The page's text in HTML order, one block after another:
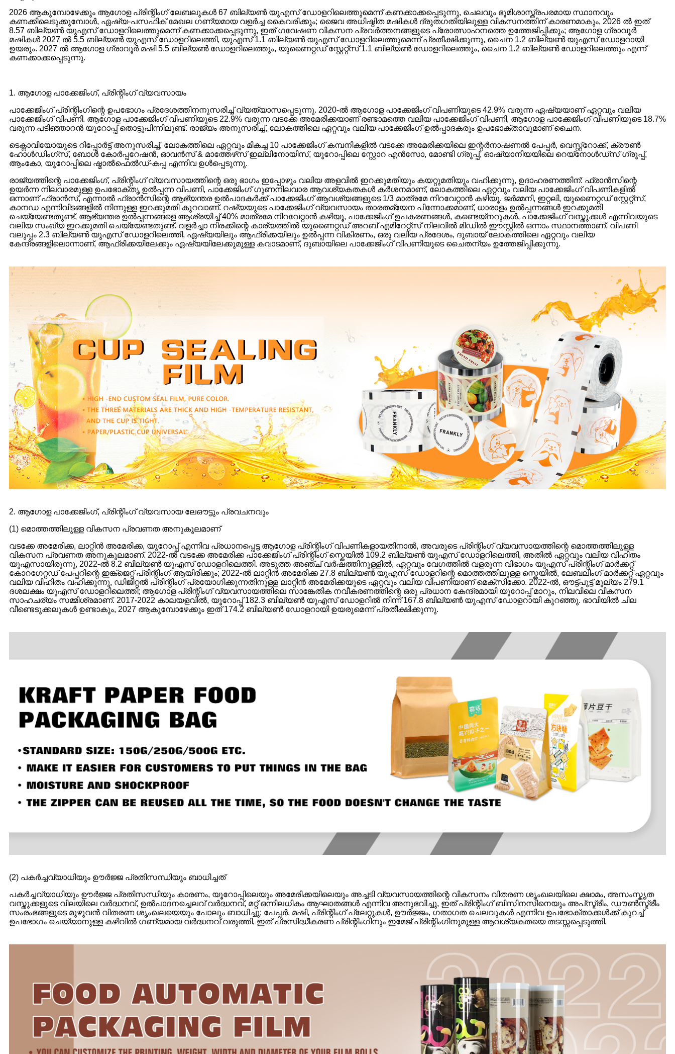
2026 ആകുമ്പോഴേക്കും ആഗോള പ്രിന്റിംഗ് ലേബലുകൾ 67 ബില്യൺ യുഎസ് ഡോളറിലെത്തുമെന്ന് കണക്കാക്കപ്പെടുന്നു, ചെലവും ഭൂമിശാസ്ത്രപരമായ സ്ഥാനവും
കണക്കിലെടുക്കുമ്പോൾ, ഏഷ്യ-പസഫിക് മേഖല ഗണ്യമായ വളർച്ച കൈവരിക്കും; ജൈവ അധിഷ്ഠിത മഷികൾ ദ്രുതഗതിയിലുള്ള വികസനത്തിന് കാരണമാകും, 2026 ൽ ഇത്
8.57 ബില്യൺ യുഎസ് ഡോളറിലെത്തുമെന്ന് കണക്കാക്കപ്പെടുന്നു, ഇത് ഗവേഷണ വികസന പ്രവർത്തനങ്ങളുടെ പ്രോത്സാഹനത്തെ ഉത്തേജിപ്പിക്കും; ആഗോള ഗ്രാവൂർ
മഷികൾ 2027 ൽ 5.5 ബില്യൺ യുഎസ് ഡോളറിലെത്തി, യുഎസ് 1.1 ബില്യൺ യുഎസ് ഡോളറിലെത്തുമെന്ന് പ്രതീക്ഷിക്കുന്നു, ചൈന 1.2 ബില്യൺ യുഎസ് ഡോളറായി
ഉയരും. 2027 ൽ ആഗോള ഗ്രാവൂർ മഷി 5.5 ബില്യൺ ഡോളറിലെത്തും, യുണൈറ്റഡ് സ്റ്റേറ്റ്സ് 1.1 ബില്യൺ ഡോളറിലെത്തും, ചൈന 1.2 ബില്യൺ ഡോളറിലെത്തും എന്ന്
കണക്കാക്കപ്പെടുന്നു.
1. ആഗോള പാക്കേജിംഗ്, പ്രിന്റിംഗ് വ്യവസായം
പാക്കേജിംഗ് പ്രിന്റിംഗിന്റെ ഉപഭോഗം പ്രദേശത്തിനനുസരിച്ച് വ്യത്യാസപ്പെടുന്നു. 2020-ൽ ആഗോള പാക്കേജിംഗ് വിപണിയുടെ 42.9% വരുന്ന ഏഷ്യയാണ് ഏറ്റവും വലിയ
പാക്കേജിംഗ് വിപണി. ആഗോള പാക്കേജിംഗ് വിപണിയുടെ 22.9% വരുന്ന വടക്കേ അമേരിക്കയാണ് രണ്ടാമത്തെ വലിയ പാക്കേജിംഗ് വിപണി, ആഗോള പാക്കേജിംഗ് വിപണിയുടെ 18.7%
വരുന്ന പടിഞ്ഞാറൻ യൂറോപ്പ് തൊട്ടുപിന്നിലുണ്ട്. രാജ്യം അനുസരിച്ച്, ലോകത്തിലെ ഏറ്റവും വലിയ പാക്കേജിംഗ് ഉൽപ്പാദകരും ഉപഭോക്താവുമാണ് ചൈന.
ടെക്നാവിയോയുടെ റിപ്പോർട്ട് അനുസരിച്ച്, ലോകത്തിലെ ഏറ്റവും മികച്ച 10 പാക്കേജിംഗ് കമ്പനികളിൽ വടക്കേ അമേരിക്കയിലെ ഇന്റർനാഷണൽ പേപ്പർ, വെസ്റ്റ്റോക്ക്, ക്രൗൺ
ഹോൾഡിംഗ്സ്, ബോൾ കോർപ്പറേഷൻ, ഓവൻസ് & മാത്തേഴ്‌സ് ഇല്ലിനോയിസ്, യൂറോപ്പിലെ സ്റ്റോറ എൻസോ, മോണ്ടി ഗ്രൂപ്പ്, ഓഷ്യാനിയയിലെ റെയ്നോൾഡ്സ് ഗ്രൂപ്പ്,
ആംകോ, യൂറോപ്പിലെ ഷ്മാൽഫെൽഡ്-കപ്പ എന്നിവ ഉൾപ്പെടുന്നു.
രാജ്യത്തിന്റെ പാക്കേജിംഗ്, പ്രിന്റിംഗ് വ്യവസായത്തിന്റെ ഒരു ഭാഗം ഇപ്പോഴും വലിയ അളവിൽ ഇറക്കുമതിയും കയറ്റുമതിയും വഹിക്കുന്നു, ഉദാഹരണത്തിന്: ഫ്രാൻസിന്റെ
ഉയർന്ന നിലവാരമുള്ള ഉപഭോക്തൃ ഉൽപ്പന്ന വിപണി, പാക്കേജിംഗ് ഗുണനിലവാര ആവശ്യകതകൾ കർശനമാണ്, ലോകത്തിലെ ഏറ്റവും വലിയ പാക്കേജിംഗ് വിപണികളിൽ
ഒന്നാണ് ഫ്രാൻസ്, എന്നാൽ ഫ്രാൻസിന്റെ ആഭ്യന്തര ഉൽ‌പാദകർക്ക് പാക്കേജിംഗ് ആവശ്യങ്ങളുടെ 1/3 മാത്രമേ നിറവേറ്റാൻ കഴിയൂ. ജർമ്മനി, ഇറ്റലി, യുണൈറ്റഡ് സ്റ്റേറ്റ്സ്,
കാനഡ എന്നിവിടങ്ങളിൽ നിന്നുള്ള ഇറക്കുമതി കുറവാണ്. റഷ്യയുടെ പാക്കേജിംഗ് വ്യവസായം താരതമ്യേന പിന്നോക്കമാണ്, ധാരാളം ഉൽപ്പന്നങ്ങൾ ഇറക്കുമതി
ചെയ്യേണ്ടതുണ്ട്, ആഭ്യന്തര ഉൽപ്പന്നങ്ങളെ ആശ്രയിച്ച് 40% മാത്രമേ നിറവേറ്റാൻ കഴിയൂ, പാക്കേജിംഗ് ഉപകരണങ്ങൾ, കണ്ടെയ്നറുകൾ, പാക്കേജിംഗ് വസ്തുക്കൾ എന്നിവയുടെ
വലിയ സംഖ്യ ഇറക്കുമതി ചെയ്യേണ്ടതുണ്ട്. വളർച്ചാ നിരക്കിന്റെ കാര്യത്തിൽ യുണൈറ്റഡ് അറബ് എമിറേറ്റ്സ് നിലവിൽ മിഡിൽ ഈസ്റ്റിൽ ഒന്നാം സ്ഥാനത്താണ്, വിപണി
വലുപ്പം 2.3 ബില്യൺ യുഎസ് ഡോളറിലെത്തി, ഏഷ്യയിലും ആഫ്രിക്കയിലും ഉൽപ്പന്ന വികിരണം, ഒരു വലിയ പ്രദേശം, ദുബായ് ലോകത്തിലെ ഏറ്റവും വലിയ
കേന്ദ്രങ്ങളിലൊന്നാണ്, ആഫ്രിക്കയിലേക്കും ഏഷ്യയിലേക്കുമുള്ള കവാടമാണ്, ദുബായിലെ പാക്കേജിംഗ് വിപണിയുടെ ചൈതന്യം ഉത്തേജിപ്പിക്കുന്നു.
2. ആഗോള പാക്കേജിംഗ്, പ്രിന്റിംഗ് വ്യവസായ ലേഔട്ടും പ്രവചനവും
(1) മൊത്തത്തിലുള്ള വികസന പ്രവണത അനുകൂലമാണ്
വടക്കേ അമേരിക്ക, ലാറ്റിൻ അമേരിക്ക, യൂറോപ്പ് എന്നിവ പ്രധാനപ്പെട്ട ആഗോള പ്രിന്റിംഗ് വിപണികളായതിനാൽ, അവരുടെ പ്രിന്റിംഗ് വ്യവസായത്തിന്റെ മൊത്തത്തിലുള്ള
വികസന പ്രവണത അനുകൂലമാണ്. 2022-ൽ വടക്കേ അമേരിക്ക പാക്കേജിംഗ് പ്രിന്റിംഗ് സ്കെയിൽ 109.2 ബില്യൺ യുഎസ് ഡോളറിലെത്തി, അതിൽ ഏറ്റവും വലിയ വിഹിതം
യുഎസായിരുന്നു, 2022-ൽ 8.2 ബില്യൺ യുഎസ് ഡോളറിലെത്തി. അടുത്ത അഞ്ച് വർഷത്തിനുള്ളിൽ, ഏറ്റവും വേഗത്തിൽ വളരുന്ന വിഭാഗം യുഎസ് പ്രിന്റിംഗ് മാർക്കറ്റ്
കോറഗേറ്റഡ് പേപ്പറിന്റെ ഇങ്ക്ജെറ്റ് പ്രിന്റിംഗ് ആയിരിക്കും; 2022-ൽ ലാറ്റിൻ അമേരിക്ക 27.8 ബില്യൺ യുഎസ് ഡോളറിന്റെ മൊത്തത്തിലുള്ള സ്കെയിൽ, ലേബലിംഗ് മാർക്കറ്റ് ഏറ്റവും
വലിയ വിഹിതം വഹിക്കുന്നു, ഡിജിറ്റൽ പ്രിന്റിംഗ് പ്രയോഗിക്കുന്നതിനുള്ള ലാറ്റിൻ അമേരിക്കയുടെ ഏറ്റവും വലിയ വിപണിയാണ് മെക്സിക്കോ. 2022-ൽ, ഔട്ട്പുട്ട് മൂല്യം 279.1
ദശലക്ഷം യുഎസ് ഡോളറിലെത്തി; ആഗോള പ്രിന്റിംഗ് വ്യവസായത്തിലെ സാങ്കേതിക നവീകരണത്തിന്റെ ഒരു പ്രധാന കേന്ദ്രമായി യൂറോപ്പ് മാറും, നിലവിലെ വികസന
സാഹചര്യം സമ്മിശ്രമാണ്. 2017-2022 കാലയളവിൽ, യൂറോപ്പ് 182.3 ബില്യൺ യുഎസ് ഡോളറിൽ നിന്ന് 167.8 ബില്യൺ യുഎസ് ഡോളറായി കുറഞ്ഞു. ഭാവിയിൽ ചില
വീണ്ടെടുക്കലുകൾ ഉണ്ടാകും, 2027 ആകുമ്പോഴേക്കും ഇത് 174.2 ബില്യൺ ഡോളറായി ഉയരുമെന്ന് പ്രതീക്ഷിക്കുന്നു.
(2) പകർച്ചവ്യാധിയും ഊർജ്ജ പ്രതിസന്ധിയും ബാധിച്ചത്
പകർച്ചവ്യാധിയും ഊർജ്ജ പ്രതിസന്ധിയും കാരണം, യൂറോപ്പിലെയും അമേരിക്കയിലെയും അച്ചടി വ്യവസായത്തിന്റെ വികസനം വിതരണ ശൃംഖലയിലെ ക്ഷാമം, അസംസ്കൃത
വസ്തുക്കളുടെ വിലയിലെ വർദ്ധനവ്, ഉൽ‌പാദനച്ചെലവ് വർദ്ധനവ്, മറ്റ് ഒന്നിലധികം ആഘാതങ്ങൾ എന്നിവ അനുഭവിച്ചു, ഇത് പ്രിന്റിംഗ് ബിസിനസിനെയും അപ്‌സ്ട്രീം, ഡൗൺസ്ട്രീം
സംരംഭങ്ങളുടെ മുഴുവൻ വിതരണ ശൃംഖലയെയും പോലും ബാധിച്ചു; പേപ്പർ, മഷി, പ്രിന്റിംഗ് പ്ലേറ്റുകൾ, ഊർജ്ജം, ഗതാഗത ചെലവുകൾ എന്നിവ ഉപഭോക്താക്കൾക്ക് കുറച്ച്
ഉപഭോഗം ചെയ്യാനുള്ള കഴിവിൽ ഗണ്യമായ വർദ്ധനവ് വരുത്തി, ഇത് പ്രസിദ്ധീകരണ പ്രിന്റിംഗിനും ഇമേജ് പ്രിന്റിംഗിനുമുള്ള ആവശ്യകതയെ തടസ്സപ്പെടുത്തി.